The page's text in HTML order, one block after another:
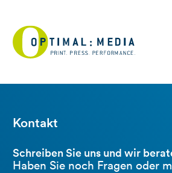
Kontakt
Schreiben Sie uns und wir
Haben Sie noch Fragen oder